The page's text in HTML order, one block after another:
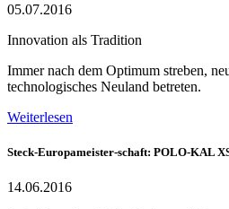
05.07.2016
Innovation als Tradition
Immer nach dem Optimum streben,
technologisches Neuland betreten.
Weiterlesen
Steck-Europameister-schaft: POLO-KAL
14.06.2016